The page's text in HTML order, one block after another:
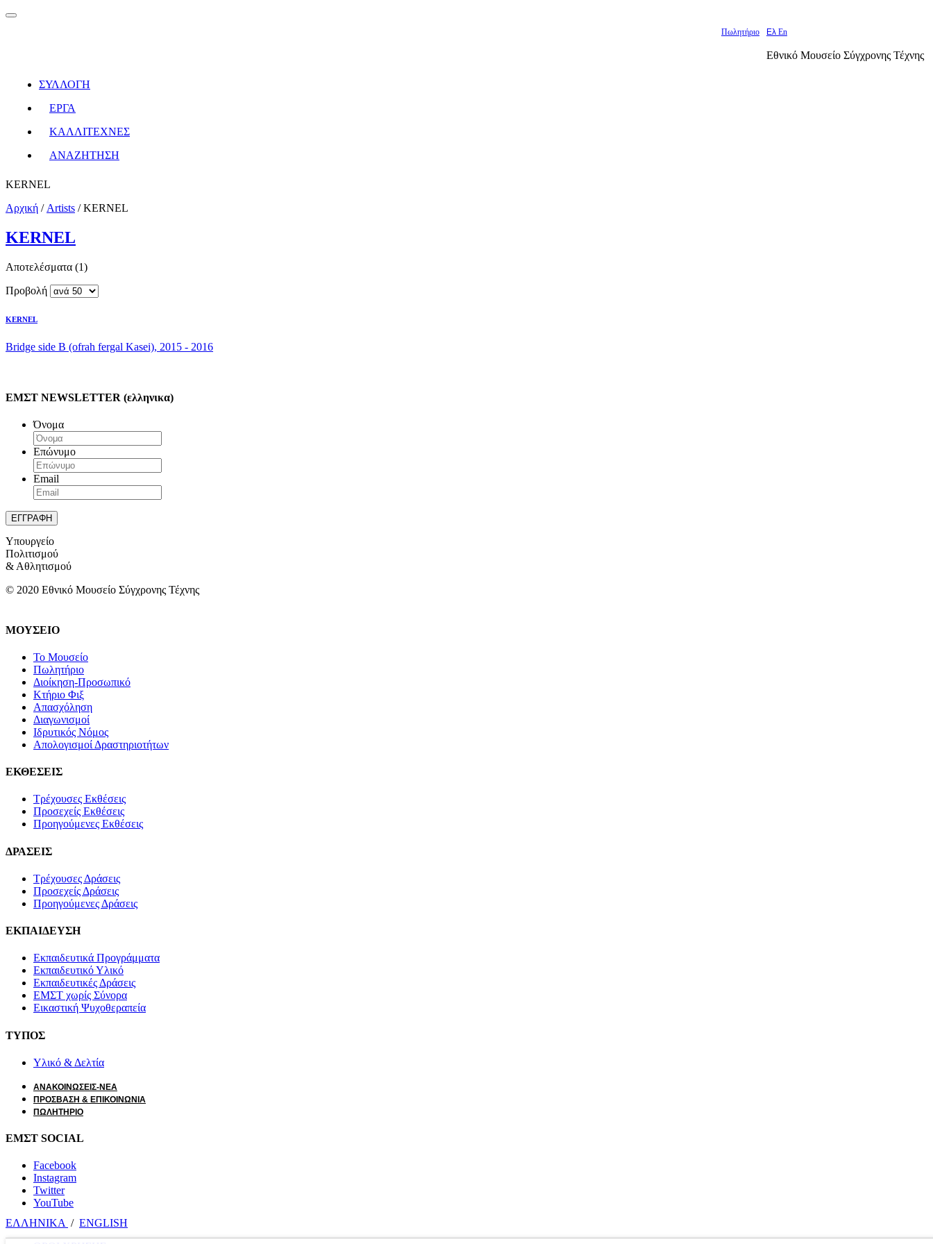
Πωλητήριο Ελ En
Εθνικό Μουσείο Σύγχρονης Τέχνης
ΣΥΛΛΟΓΗ
ΕΡΓΑ
ΚΑΛΛΙΤΕΧΝΕΣ
ΑΝΑΖΗΤΗΣΗ
KERNEL
Αρχική / Artists /KERNEL
KERNEL
Αποτελέσματα (1)
Προβολή
KERNEL
Bridge side B (ofrah fergal Kasei), 2015 - 2016
ΕΜΣΤ NEWSLETTER (ελληνικα)
Όνομα
Επώνυμο
Email
Υπουργείο
Πολιτισμού
& Αθλητισμού
© 2020 Εθνικό Μουσείο Σύγχρονης Τέχνης
ΜΟΥΣΕΙΟ
Το Μουσείο
Πωλητήριο
Διοίκηση-Προσωπικό
Κτήριο Φιξ
Απασχόληση
Διαγωνισμοί
Ιδρυτικός Νόμος
Απολογισμοί Δραστηριοτήτων
ΕΚΘΕΣΕΙΣ
Τρέχουσες Εκθέσεις
Προσεχείς Εκθέσεις
Προηγούμενες Εκθέσεις
ΔΡΑΣΕΙΣ
Τρέχουσες Δράσεις
Προσεχείς Δράσεις
Προηγούμενες Δράσεις
ΕΚΠΑΙΔΕΥΣΗ
Εκπαιδευτικά Προγράμματα
Εκπαιδευτικό Υλικό
Εκπαιδευτικές Δράσεις
ΕΜΣΤ χωρίς Σύνορα
Εικαστική Ψυχοθεραπεία
ΤΥΠΟΣ
Υλικό & Δελτία
ΑΝΑΚΟΙΝΩΣΕΙΣ-ΝΕΑ
ΠΡΟΣΒΑΣΗ & ΕΠΙΚΟΙΝΩΝΙΑ
ΠΩΛΗΤΗΡΙΟ
ΕΜΣΤ SOCIAL
Facebook
Instagram
Twitter
YouTube
ΕΛΛΗΝΙΚΑ / ΕΝGLISH